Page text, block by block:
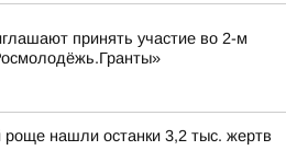
принять участие во 2-м
роще нашли останки 3,2 тыс. жертв